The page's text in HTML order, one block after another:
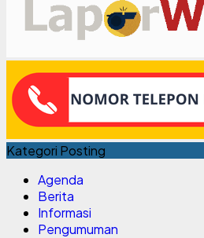
Kategori Posting
Agenda
Berita
Informasi
Pengumuman